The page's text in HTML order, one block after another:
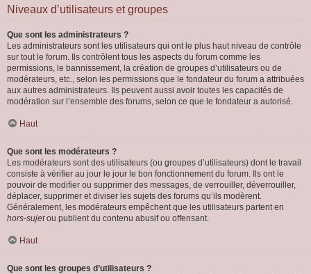
Niveaux d’utilisateurs et groupes
Que sont les administrateurs ?
Les administrateurs sont les utilisateurs qui ont le plus haut niveau de contrôle
sur tout le forum. Ils contrôlent tous les aspects du forum comme les
permissions, le bannissement, la création de groupes d’utilisateurs ou de
modérateurs, etc., selon les permissions que le fondateur du forum a attribuées
aux autres administrateurs. Ils peuvent aussi avoir toutes les capacités de
modération sur l’ensemble des forums, selon ce que le fondateur a autorisé.
Haut
Que sont les modérateurs ?
Les modérateurs sont des utilisateurs (ou groupes d’utilisateurs) dont le travail
consiste à vérifier au jour le jour le bon fonctionnement du forum. Ils ont le
pouvoir de modifier ou supprimer des messages, de verrouiller, déverrouiller,
déplacer, supprimer et diviser les sujets des forums qu’ils modèrent.
Généralement, les modérateurs empêchent que les utilisateurs partent en
hors-sujetou publient du contenu abusif ou offensant.
Haut
Que sont les groupes d’utilisateurs ?